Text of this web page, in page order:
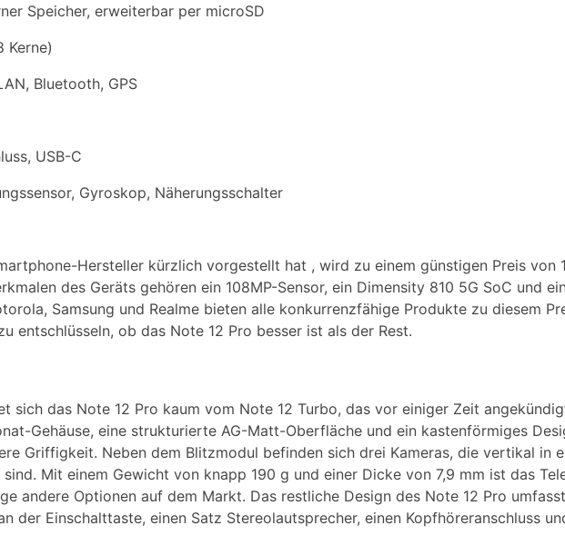
Speicher, erweiterbar per microSD
Kerne)
Bluetooth, GPS
USB-C
Gyroskop, Näherungsschalter
Hersteller kürzlich vorgestellt hat , wird zu einem günstigen Preis von
des Geräts gehören ein 108MP-Sensor, ein Dimensity 810 5G SoC und
Samsung und Realme bieten alle konkurrenzfähige Produkte zu diesem
entschlüsseln, ob das Note 12 Pro besser ist als der Rest.
sich das Note 12 Pro kaum vom Note 12 Turbo, das vor einiger Zeit
Gehäuse, eine strukturierte AG-Matt-Oberfläche und ein kastenförmiges
Griffigkeit. Neben dem Blitzmodul befinden sich drei Kameras, die vertikal in
Mit einem Gewicht von knapp 190 g und einer Dicke von 7,9 mm ist das
andere Optionen auf dem Markt. Das restliche Design des Note 12 Pro
der Einschalttaste, einen Satz Stereolautsprecher, einen Kopfhöreranschluss